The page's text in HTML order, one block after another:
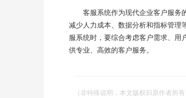
客服系统作为现代企业客户服务的
减少人力成本、数据分析和指标管理
服系统时，要综合考虑客户需求、用
供专业、高效的客户服务。
（非特殊说明，本文版权归原作者